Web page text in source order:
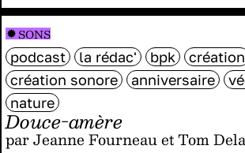
Douce-amère
par Jeanne Fourneau et Tom
podcast la rédac' bpk
création
création sonore
anniversaire
nature
SONS